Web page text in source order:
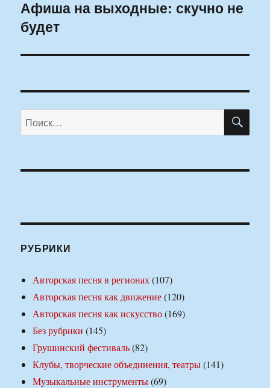
Следующая
запись:
Афиша на выходные: скучно не
будет
Искать:
РУБРИКИ
Авторская песня в регионах(107)
Авторская песня как движение(120)
Авторская песня как искусство(169)
Без рубрики (145)
Грушинский фестиваль(82)
Клубы, творческие объединения, театры(141)
Музыкальные инструменты(69)